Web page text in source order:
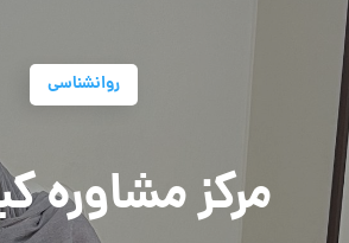
روانشناسی
مرکز مشاوره